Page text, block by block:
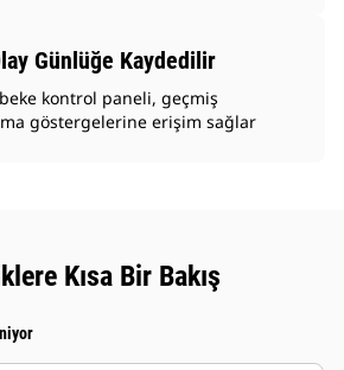
Günlüğe Kaydedilir
kontrol paneli, geçmiş
göstergelerine erişim sağlar
Kısa Bir Bakış